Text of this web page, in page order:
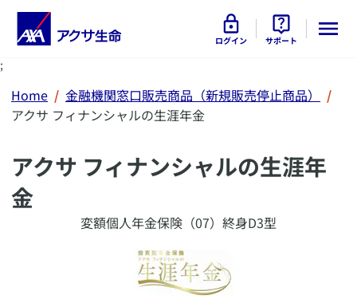
ログイン サポート
;
Home
金融機関窓口販売商品（新規販売停止商品）
アクサ フィナンシャルの生涯年金
アクサ フィナンシャルの生涯年
金
変額個人年金保険（07）終身D3型